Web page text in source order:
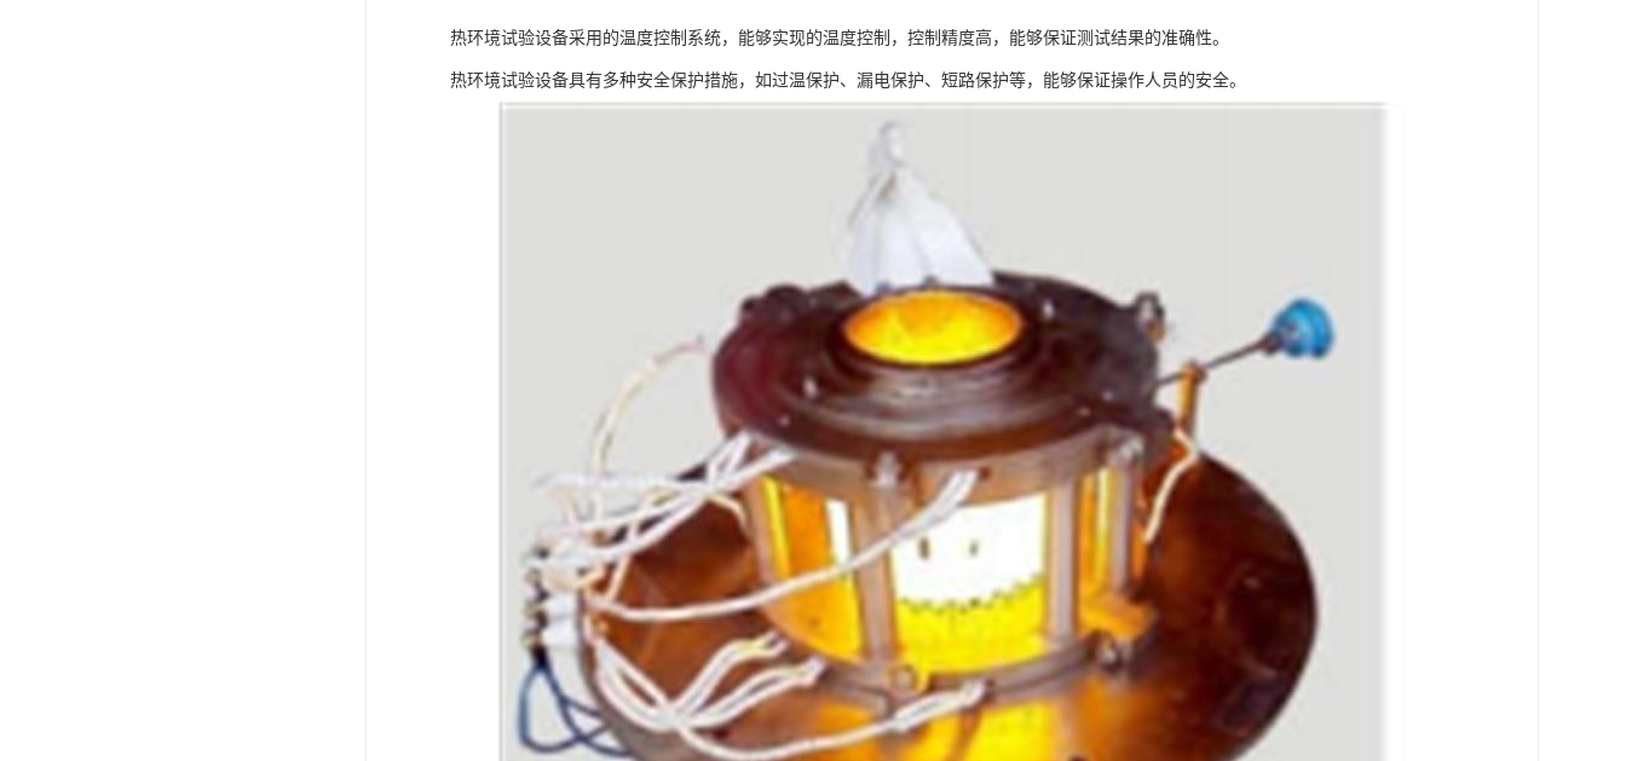
热环境试验设备采用的温度控制系统，能够实现的温度控制，控制精度高，能够保证测试结果的准确性。
热环境试验设备具有多种安全保护措施，如过温保护、漏电保护、短路保护等，能够保证操作人员的安全。